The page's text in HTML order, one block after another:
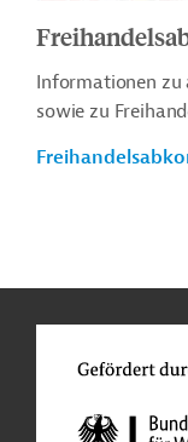
Informationen zu
sowie zu